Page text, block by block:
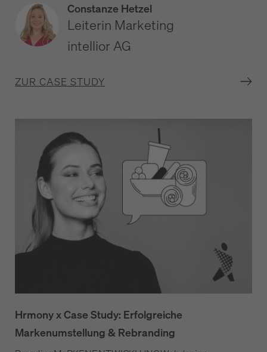
Constanze Hetzel
Leiterin Marketing
intellior AG
ZUR CASE STUDY
Hrmony x Case Study: Erfolgreiche
Markenumstellung & Rebranding